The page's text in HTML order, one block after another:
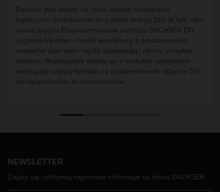
Dachser jako jedyny na rynku oferuje rozwiązanie
logistyczne dostosowane do potrzeb branży DIY. W tym roku
zwiedzającym Eisenwarenmesse przybliży DACHSER DIY
Logistics Pipeline – model współpracy z dostawcami do
marketów typu dom i ogród zapewniając płynny przepływ
towarów. Rozwiązanie składa się z modułów usługowych
tworzących płynny łańcuch od producentów do sklepów DIY
lub bezpośrednio do konsumentów.
NEWSLETTER
Zapisz się i otrzymuj najnowsze informacje na temat DACHSER